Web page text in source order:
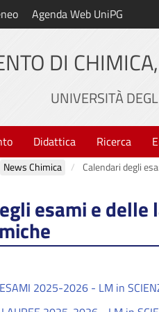
Agenda Web UniPG
DI
UNIVERSITÀ
Didattica Ricerca
News Chimica Calendari degli
esami e
2025-2026 - LM in